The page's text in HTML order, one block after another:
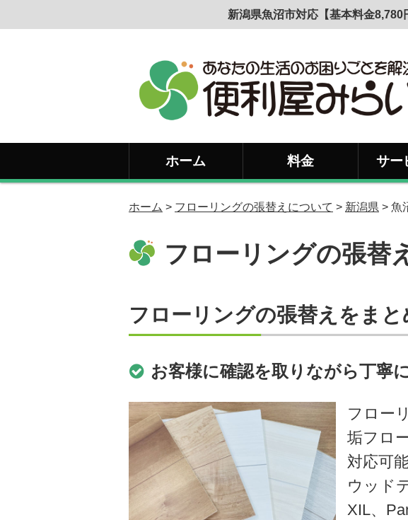
新潟県魚沼市対応【基本料金
ホーム 料金 サー
ホーム > フローリングの張替えについて > 新潟県 > 魚
フローリングの張替
フローリングの張替えをま
お客様に確認を取りながら丁寧
フロー
垢フロ
対応可
ウッド
XIL、